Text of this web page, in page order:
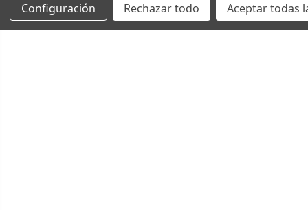
Configuración Rechazar todo Aceptar todas